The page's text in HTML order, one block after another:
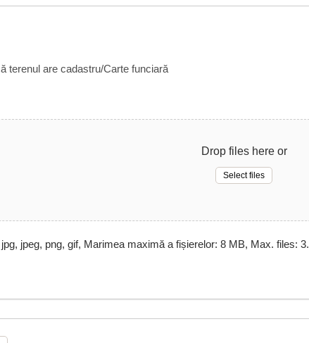
terenul are cadastru/Carte funciară
Drop files here or
Select files
jpeg, png, gif, Marimea maximă a fișierelor: 8 MB, Max. files: 3.